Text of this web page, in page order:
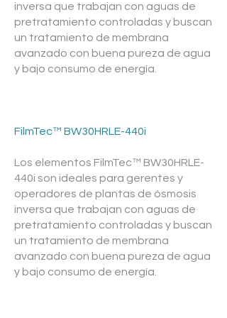
inversa que trabajan con aguas de
pretratamiento controladas y buscan
un tratamiento de membrana
avanzado con buena pureza de agua
y bajo consumo de energía.
FilmTec™ BW30HRLE-440i
Los elementos FilmTec™ BW30HRLE-
440i son ideales para gerentes y
operadores de plantas de ósmosis
inversa que trabajan con aguas de
pretratamiento controladas y buscan
un tratamiento de membrana
avanzado con buena pureza de agua
y bajo consumo de energía.